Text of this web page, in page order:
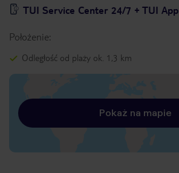
TUI Service Center 24/7 + TUI App
Położenie:
Odległość od plaży ok. 1,3 km
Pokaż na mapie